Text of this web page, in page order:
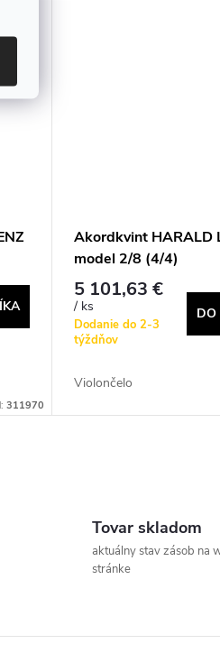
311970
Akordkvint HARALD
model 2/8 (4/4)
5 101,63 €
/ ks
Dodanie do 2-3
týždňov
DO
Violončelo
Tovar skladom
aktuálny stav zásob na
stránke